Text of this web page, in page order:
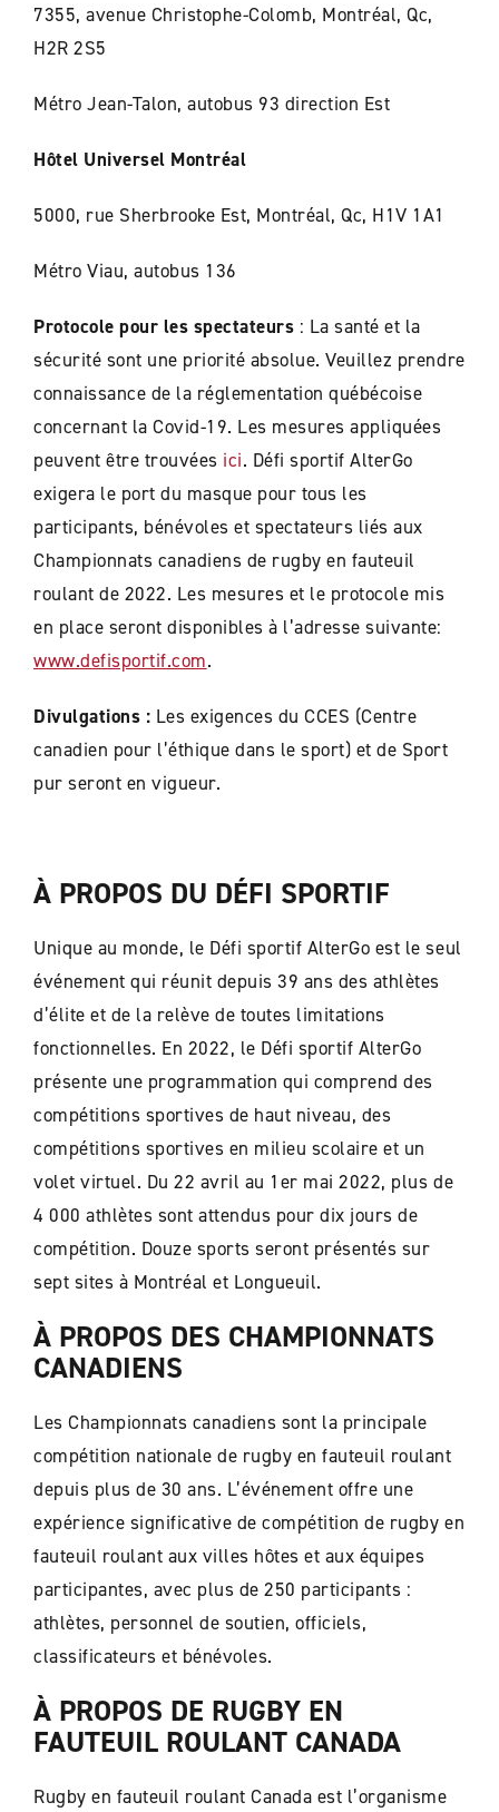
7355, avenue Christophe-Colomb, Montréal, Qc,
H2R 2S5
Métro Jean-Talon, autobus 93 direction Est
Hôtel Universel Montréal
5000, rue Sherbrooke Est, Montréal, Qc, H1V 1A1
Métro Viau, autobus 136
Protocole pour les spectateurs : La santé et la
sécurité sont une priorité absolue. Veuillez prendre
connaissance de la réglementation québécoise
concernant la Covid-19. Les mesures appliquées
peuvent être trouvées ici. Défi sportif AlterGo
exigera le port du masque pour tous les
participants, bénévoles et spectateurs liés aux
Championnats canadiens de rugby en fauteuil
roulant de 2022. Les mesures et le protocole mis
en place seront disponibles à l’adresse suivante:
www.defisportif.com.
Divulgations : Les exigences du CCES (Centre
canadien pour l’éthique dans le sport) et de Sport
pur seront en vigueur.
À PROPOS DU DÉFI SPORTIF
Unique au monde, le Défi sportif AlterGo est le seul
événement qui réunit depuis 39 ans des athlètes
d’élite et de la relève de toutes limitations
fonctionnelles. En 2022, le Défi sportif AlterGo
présente une programmation qui comprend des
compétitions sportives de haut niveau, des
compétitions sportives en milieu scolaire et un
volet virtuel. Du 22 avril au 1er mai 2022, plus de
4 000 athlètes sont attendus pour dix jours de
compétition. Douze sports seront présentés sur
sept sites à Montréal et Longueuil.
À PROPOS DES CHAMPIONNATS
CANADIENS
Les Championnats canadiens sont la principale
compétition nationale de rugby en fauteuil roulant
depuis plus de 30 ans. L’événement offre une
expérience significative de compétition de rugby en
fauteuil roulant aux villes hôtes et aux équipes
participantes, avec plus de 250 participants :
athlètes, personnel de soutien, officiels,
classificateurs et bénévoles.
À PROPOS DE RUGBY EN
FAUTEUIL ROULANT CANADA
Rugby en fauteuil roulant Canada est l’organisme